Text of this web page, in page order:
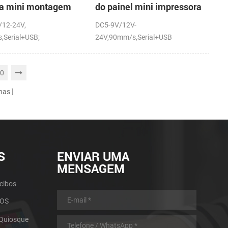
mini montagem
impressora
com a auto-
24V,
do painel mini impressora
térmica com a auto-
cortador
DC5-9V/12V-
24V,90mm/s,Serial+USB
ENVIAR UMA
MENSAGEM